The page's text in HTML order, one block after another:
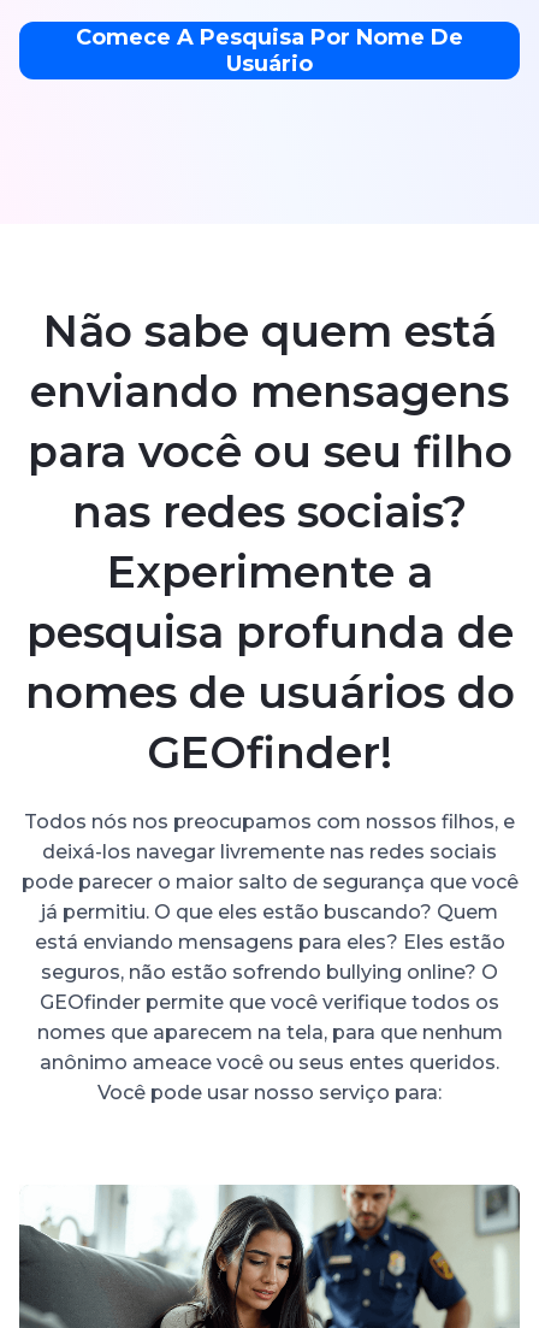
Comece A Pesquisa Por Nome De
Usuário
Não sabe quem está
enviando mensagens
para você ou seu filho
nas redes sociais?
Experimente a
pesquisa profunda de
nomes de usuários do
GEOfinder!
Todos nós nos preocupamos com nossos filhos, e
deixá-los navegar livremente nas redes sociais
pode parecer o maior salto de segurança que você
já permitiu. O que eles estão buscando? Quem
está enviando mensagens para eles? Eles estão
seguros, não estão sofrendo bullying online? O
GEOfinder permite que você verifique todos os
nomes que aparecem na tela, para que nenhum
anônimo ameace você ou seus entes queridos.
Você pode usar nosso serviço para: